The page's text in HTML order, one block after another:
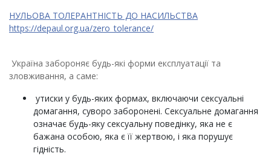
НУЛЬОВА ТОЛЕРАНТНІСТЬ ДО НАСИЛЬСТВА
https://depaul.org.ua/zero_tolerance/
Україна забороняє будь-які форми експлуатації та
зловживання, а саме:
утиски у будь-яких формах, включаючи сексуальні
домагання, суворо заборонені. Сексуальне домагання
означає будь-яку сексуальну поведінку, яка не є
бажана особою, яка є її жертвою, і яка порушує
гідність.